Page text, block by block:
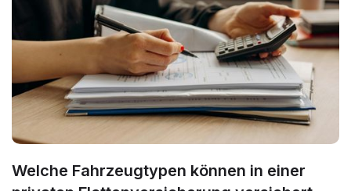
Welche Fahrzeugtypen können in einer